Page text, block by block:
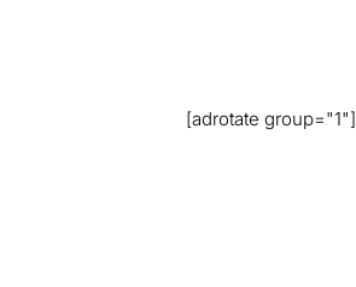
[adrotate group="1"]